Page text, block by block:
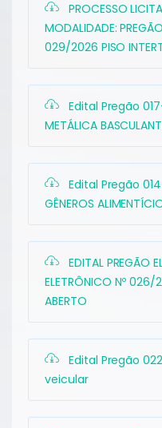
PROCESSO
MODALIDADE:
029/2026 PISO
Edital Pregão
METÁLICA
Edital Pregão
GÊNEROS
EDITAL PREGÃO
ELETRÔNICO Nº
ABERTO
Edital Pregão
veicular